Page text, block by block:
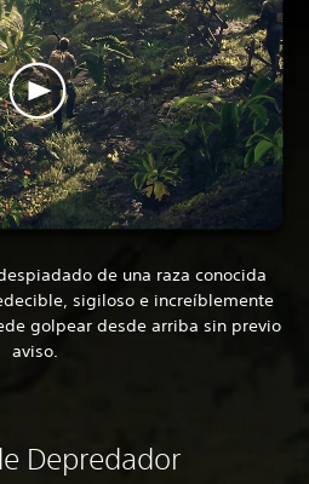
de una raza conocida
sigiloso e increíblemente
golpear desde arriba sin previo
aviso.
Depredador